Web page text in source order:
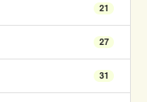
21
27
31